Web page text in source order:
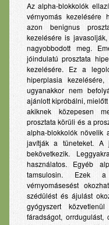
Az alpha-blokkolók
vérnyomás kezelésére
azon benignus
kezelésére is
nagyobbodott meg.
jóindulatú prosztata
kezelésére. Ez a
hiperplasia
ugyanakkor nem
ajánlott kipróbálni,
akiknek közepesen
prosztata körüli és a
alpha-blokkolók növelik
javítják a tüneteket. A
bekövetkezik.
használatos. Egyéb
tamsulosin. Ezek a
vérnyomásesést
szédülést és ájulást
gyógyszert
fáradságot,